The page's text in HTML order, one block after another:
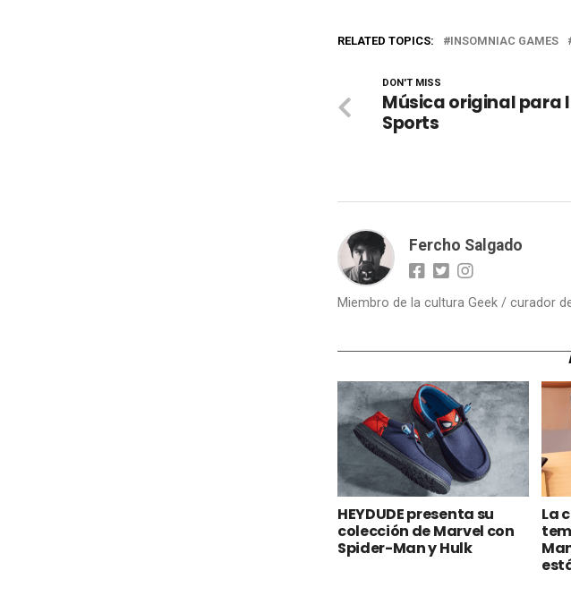
RELATED TOPICS: INSOMNIAC GAMES
DON'T MISS
Música original para
Sports
Fercho Salgado
Miembro de la cultura Geek / curador
HEYDUDE presenta su
colección de Marvel con
Spider-Man y Hulk
La